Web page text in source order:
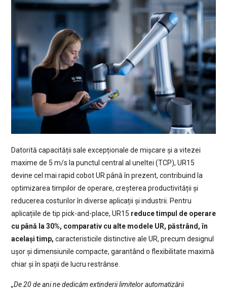
Datorită capacității sale excepționale de mișcare și a vitezei
maxime de 5 m/s la punctul central al uneltei (TCP), UR15
devine cel mai rapid cobot UR până în prezent, contribuind la
optimizarea timpilor de operare, creșterea productivității și
reducerea costurilor în diverse aplicații și industrii. Pentru
aplicațiile de tip pick-and-place, UR15 reduce timpul de operare
cu până la 30%, comparativ cu alte modele UR, păstrând, în
același timp, caracteristicile distinctive ale UR, precum designul
ușor și dimensiunile compacte, garantând o flexibilitate maximă
chiar și în spații de lucru restrânse.
„De 20 de ani ne dedicăm extinderii limitelor automatizării